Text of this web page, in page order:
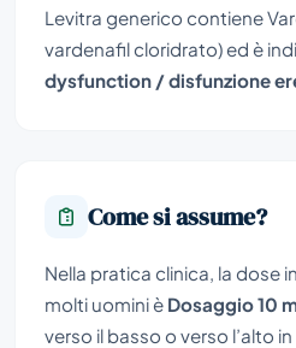
Levitra generico contiene
vardenafil cloridrato) ed è
dysfunction / disfunzione
Come si assume?
Nella pratica clinica, la dose
molti uomini è Dosaggio 10
verso il basso o verso l’alto